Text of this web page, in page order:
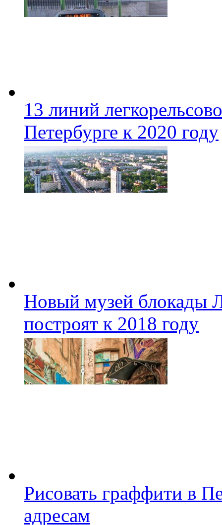
13 линий
Петербурге к 2020 году
Новый музей блокады
построят к 2018 году
Рисовать граффити в
адресам